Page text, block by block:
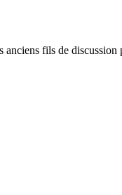
fils de